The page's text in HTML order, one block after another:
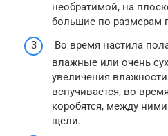
необратимой, на
большие по размерам
Во время настила
влажные или очень
увеличения
вспучивается, во
коробятся, между
щели.